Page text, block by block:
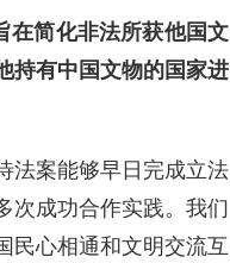
在简化非法所获他国文
持有中国文物的国家进
法案能够早日完成立法
次成功合作实践。我们
民心相通和文明交流互